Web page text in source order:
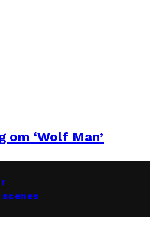
om ‘Wolf Man’